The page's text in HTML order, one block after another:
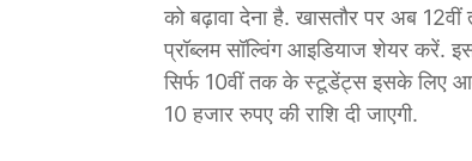
को बढ़ावा देना है. खासतौर पर अब
प्रॉब्लम सॉल्विंग आइडियाज शेयर करें.
सिर्फ 10वीं तक के स्टूडेंट्स इसके लिए
10 हजार रुपए की राशि दी जाएगी.